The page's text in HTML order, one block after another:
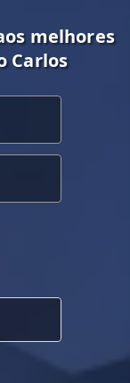
melhores
Carlos